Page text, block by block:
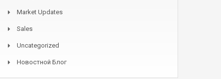
Market Updates
Sales
Uncategorized
Новостной Блог